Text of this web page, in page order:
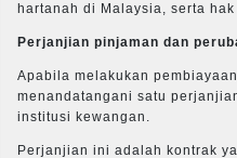
hartanah di Malaysia, serta
Perjanjian pinjaman dan
Apabila melakukan
menandatangani satu
institusi kewangan.
Perjanjian ini adalah kontrak